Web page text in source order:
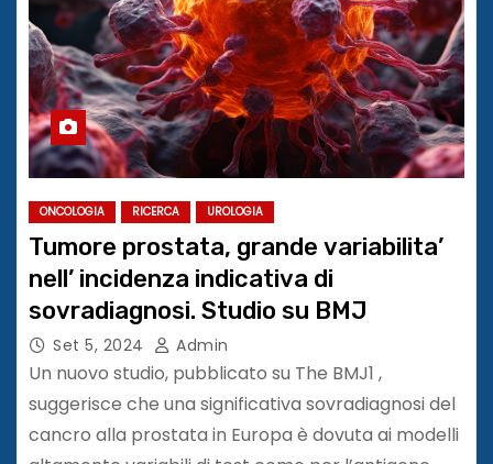
ONCOLOGIA RICERCA UROLOGIA
Tumore prostata, grande variabilita’
nell’ incidenza indicativa di
sovradiagnosi. Studio su BMJ
Set 5, 2024 Admin
Un nuovo studio, pubblicato su The BMJ1 ,
suggerisce che una significativa sovradiagnosi del
cancro alla prostata in Europa è dovuta ai modelli